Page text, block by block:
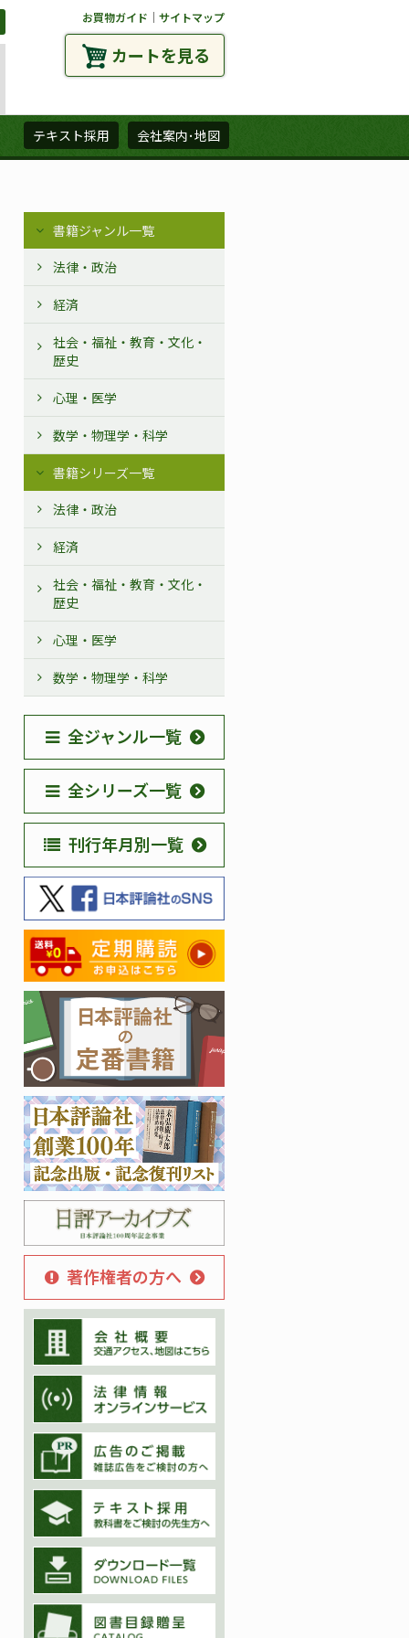
お買物ガイド ｜ サイトマップ
カートを見る
テキスト採用 会社案内･地図
書籍ジャンル一覧
法律・政治
経済
社会・福祉・教育・文化・
歴史
心理・医学
数学・物理学・科学
書籍シリーズ一覧
法律・政治
経済
社会・福祉・教育・文化・
歴史
心理・医学
数学・物理学・科学
全ジャンル一覧
全シリーズ一覧
刊行年月別一覧
著作権者の方へ